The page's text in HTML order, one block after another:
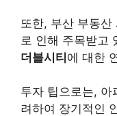
또한, 부산 부동산
로 인해 주목받고
더블시티에 대한
투자 팁으로는, 아
려하여 장기적인